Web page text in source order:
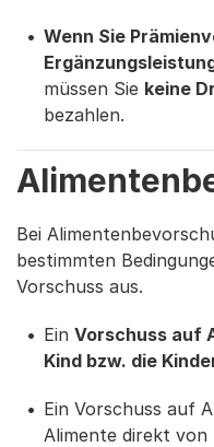
Wenn Sie
müssen Sie keine
bezahlen.
Bei
bestimmten
Vorschuss aus.
Ein Vorschuss auf
Kind bzw. die
Ein Vorschuss auf
Alimente direkt von